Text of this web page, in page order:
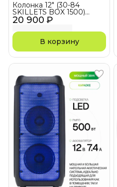
20 900 ₽
Колонка 12" (30-84
SKILLETS BOX 1500)
динамик 1шт/12"
ELTRONIC с TWS
В корзину